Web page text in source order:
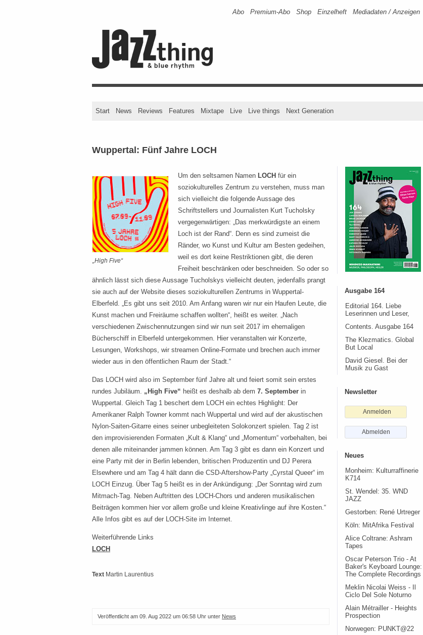
Abo Premium-Abo Shop Einzelheft Mediadaten / Anzeigen
Start News Reviews Features Mixtape Live Live things Next Generation
Wuppertal: Fünf Jahre LOCH
„High Five“
Um den seltsamen Namen LOCH für ein
soziokulturelles Zentrum zu verstehen, muss man
sich vielleicht die folgende Aussage des
Schriftstellers und Journalisten Kurt Tucholsky
vergegenwärtigen: „Das merkwürdigste an einem
Loch ist der Rand“. Denn es sind zumeist die
Ränder, wo Kunst und Kultur am Besten gedeihen,
weil es dort keine Restriktionen gibt, die deren
Freiheit beschränken oder beschneiden. So oder so
ähnlich lässt sich diese Aussage Tucholskys vielleicht deuten, jedenfalls prangt
sie auch auf der Website dieses soziokulturellen Zentrums in Wuppertal-
Elberfeld. „Es gibt uns seit 2010. Am Anfang waren wir nur ein Haufen Leute, die
Kunst machen und Freiräume schaffen wollten“, heißt es weiter. „Nach
verschiedenen Zwischennutzungen sind wir nun seit 2017 im ehemaligen
Bücherschiff in Elberfeld untergekommen. Hier veranstalten wir Konzerte,
Lesungen, Workshops, wir streamen Online-Formate und brechen auch immer
wieder aus in den öffentlichen Raum der Stadt.“
Das LOCH wird also im September fünf Jahre alt und feiert somit sein erstes
rundes Jubiläum. „High Five“ heißt es deshalb ab dem 7. September in
Wuppertal. Gleich Tag 1 beschert dem LOCH ein echtes Highlight: Der
Amerikaner Ralph Towner kommt nach Wuppertal und wird auf der akustischen
Nylon-Saiten-Gitarre eines seiner unbegleiteten Solokonzert spielen. Tag 2 ist
den improvisierenden Formaten „Kult & Klang“ und „Momentum“ vorbehalten, bei
denen alle miteinander jammen können. Am Tag 3 gibt es dann ein Konzert und
eine Party mit der in Berlin lebenden, britischen Produzentin und DJ Perera
Elsewhere und am Tag 4 hält dann die CSD-Aftershow-Party „Cyrstal Queer“ im
LOCH Einzug. Über Tag 5 heißt es in der Ankündigung: „Der Sonntag wird zum
Mitmach-Tag. Neben Auftritten des LOCH-Chors und anderen musikalischen
Beiträgen kommen hier vor allem große und kleine Kreativlinge auf ihre Kosten.“
Alle Infos gibt es auf der LOCH-Site im Internet.
Weiterführende Links
LOCH
Text Martin Laurentius
Veröffentlicht am 09. Aug 2022 um 06:58 Uhr unter News
Ausgabe 164
Editorial 164. Liebe
Leserinnen und Leser,
Contents. Ausgabe 164
The Klezmatics. Global
But Local
David Giesel. Bei der
Musik zu Gast
Newsletter
Anmelden
Abmelden
Neues
Monheim: Kulturraffinerie
K714
St. Wendel: 35. WND
JAZZ
Gestorben: René Urtreger
Köln: MitAfrika Festival
Alice Coltrane: Ashram
Tapes
Oscar Peterson Trio - At
Baker's Keyboard Lounge:
The Complete Recordings
Meklin Nicolai Weiss - Il
Ciclo Del Sole Noturno
Alain Métrailler - Heights
Prospection
Norwegen: PUNKT@22